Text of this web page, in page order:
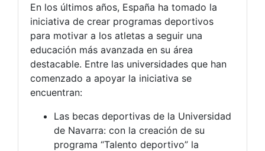
En los últimos años, España ha tomado la
iniciativa de crear programas deportivos
para motivar a los atletas a seguir una
educación más avanzada en su área
destacable. Entre las universidades que han
comenzado a apoyar la iniciativa se
encuentran:
Las becas deportivas de la Universidad
de Navarra: con la creación de su
programa “Talento deportivo” la